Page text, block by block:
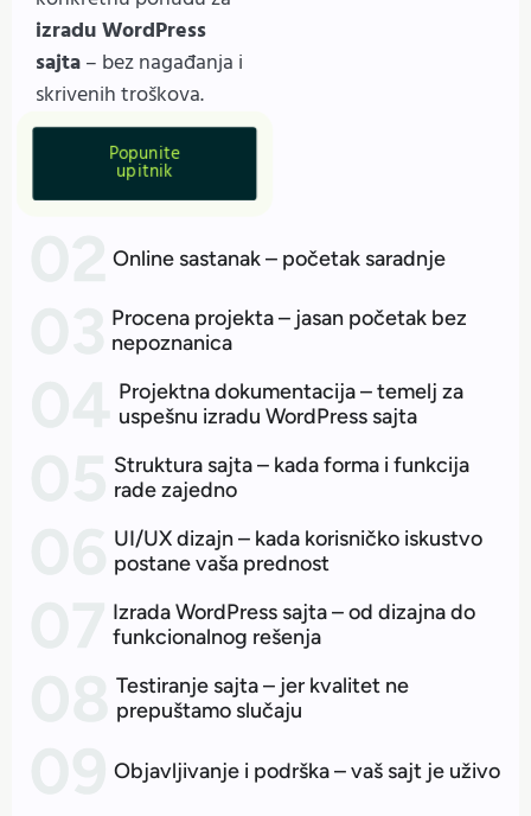
izradu WordPress
sajta– bez nagađanja i
skrivenih troškova.
Popunite
upitnik
Online sastanak – početak saradnje
Procena projekta – jasan početak bez
nepoznanica
Projektna dokumentacija – temelj za
uspešnu izradu WordPress sajta
Struktura sajta – kada forma i funkcija
rade zajedno
UI/UX dizajn – kada korisničko iskustvo
postane vaša prednost
Izrada WordPress sajta – od dizajna do
funkcionalnog rešenja
Testiranje sajta – jer kvalitet ne
prepuštamo slučaju
Objavljivanje i podrška – vaš sajt je uživo